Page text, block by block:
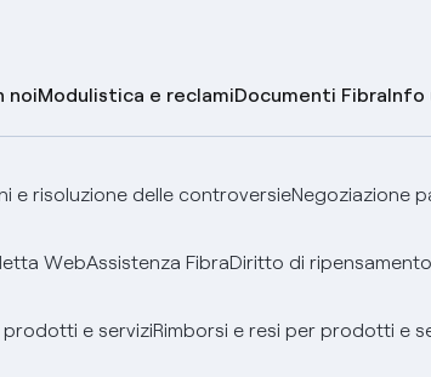
noiModulistica e reclamiDocumenti FibraInfo
e risoluzione delle controversieNegoziazione
WebAssistenza FibraDiritto di ripensamento
e serviziRimborsi e resi per prodotti e